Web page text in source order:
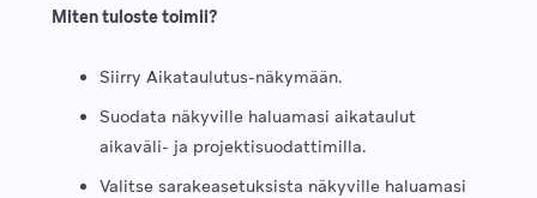
Miten tuloste toimii?
Siirry Aikataulutus-näkymään.
Suodata näkyville haluamasi aikataulut
aikaväli- ja projektisuodattimilla.
Valitse sarakeasetuksista näkyville haluamasi